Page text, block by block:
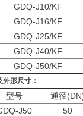
GDQ-J10/KF
GDQ-J16/KF
GDQ-J25/KF
GDQ-J40/KF
GDQ-J50/KF
外形尺寸：
型号
通径
J50
50